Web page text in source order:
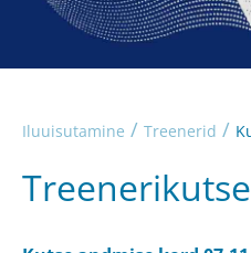
Iluuisutamine / Treenerid /